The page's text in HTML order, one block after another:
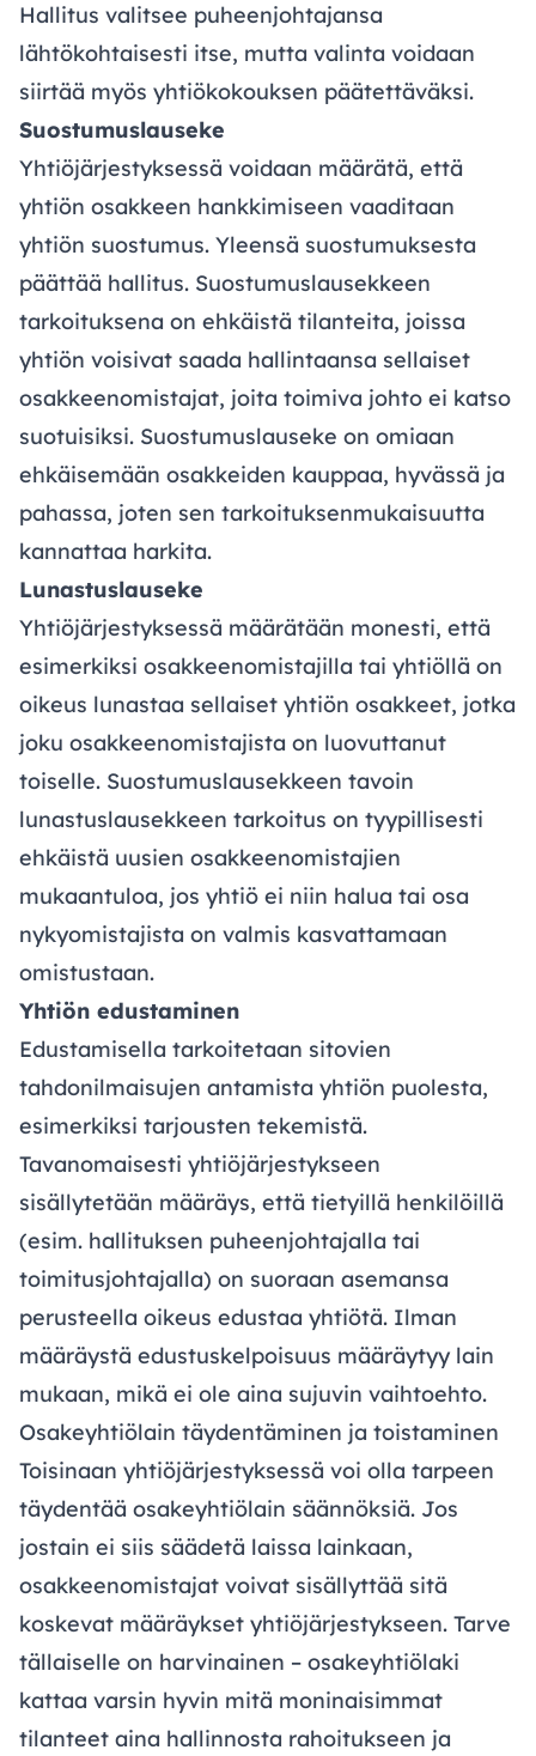
Hallitus valitsee puheenjohtajansa
lähtökohtaisesti itse, mutta valinta voidaan
siirtää myös yhtiökokouksen päätettäväksi.
Suostumuslauseke
Yhtiöjärjestyksessä voidaan määrätä, että
yhtiön osakkeen hankkimiseen vaaditaan
yhtiön suostumus. Yleensä suostumuksesta
päättää hallitus. Suostumuslausekkeen
tarkoituksena on ehkäistä tilanteita, joissa
yhtiön voisivat saada hallintaansa sellaiset
osakkeenomistajat, joita toimiva johto ei katso
suotuisiksi. Suostumuslauseke on omiaan
ehkäisemään osakkeiden kauppaa, hyvässä ja
pahassa, joten sen tarkoituksenmukaisuutta
kannattaa harkita.
Lunastuslauseke
Yhtiöjärjestyksessä määrätään monesti, että
esimerkiksi osakkeenomistajilla tai yhtiöllä on
oikeus lunastaa sellaiset yhtiön osakkeet, jotka
joku osakkeenomistajista on luovuttanut
toiselle. Suostumuslausekkeen tavoin
lunastuslausekkeen tarkoitus on tyypillisesti
ehkäistä uusien osakkeenomistajien
mukaantuloa, jos yhtiö ei niin halua tai osa
nykyomistajista on valmis kasvattamaan
omistustaan.
Yhtiön edustaminen
Edustamisella tarkoitetaan sitovien
tahdonilmaisujen antamista yhtiön puolesta,
esimerkiksi tarjousten tekemistä.
Tavanomaisesti yhtiöjärjestykseen
sisällytetään määräys, että tietyillä henkilöillä
(esim. hallituksen puheenjohtajalla tai
toimitusjohtajalla) on suoraan asemansa
perusteella oikeus edustaa yhtiötä. Ilman
määräystä edustuskelpoisuus määräytyy lain
mukaan, mikä ei ole aina sujuvin vaihtoehto.
Osakeyhtiölain täydentäminen ja toistaminen
Toisinaan yhtiöjärjestyksessä voi olla tarpeen
täydentää osakeyhtiölain säännöksiä. Jos
jostain ei siis säädetä laissa lainkaan,
osakkeenomistajat voivat sisällyttää sitä
koskevat määräykset yhtiöjärjestykseen. Tarve
tällaiselle on harvinainen – osakeyhtiölaki
kattaa varsin hyvin mitä moninaisimmat
tilanteet aina hallinnosta rahoitukseen ja